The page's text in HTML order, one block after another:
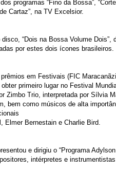
programas “Fino da Bossa”,
Cartaz”, na TV Excelsior.
“Dois na Bossa Volume
por estes dois ícones brasileiros.
em Festivais (FIC
primeiro lugar no Festival
Zimbo Trio, interpretada por Sílvia
bem como músicos de alta
Elmer Bernestain e Charlie Bird.
e dirigiu o “Programa
intérpretes e